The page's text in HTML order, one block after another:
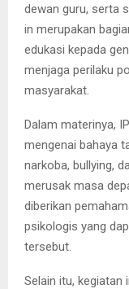
dewan guru, serta
in merupakan
edukasi kepada
menjaga perilaku
masyarakat.
Dalam materinya,
mengenai bahaya
narkoba, bullying,
merusak masa
diberikan
psikologis yang
tersebut.
Selain itu, kegiatan